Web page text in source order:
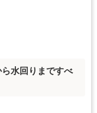
水回りまですべ